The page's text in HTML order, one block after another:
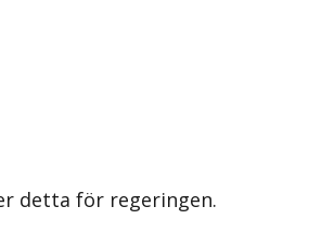
detta för regeringen.